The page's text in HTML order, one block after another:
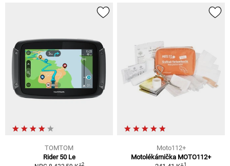
TOMTOM
Rider 50 Le
2
Moto112+
Motolékárnička MOTO112+
1